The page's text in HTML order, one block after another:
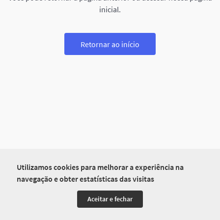
Utilizamos cookies para melhorar a experiência na
navegação e obter estatísticas das visitas
Aceitar e fechar
inicial.
Retornar ao início